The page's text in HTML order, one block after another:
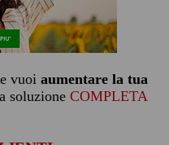
e vuoi aumentare la tua
soluzione COMPLETA